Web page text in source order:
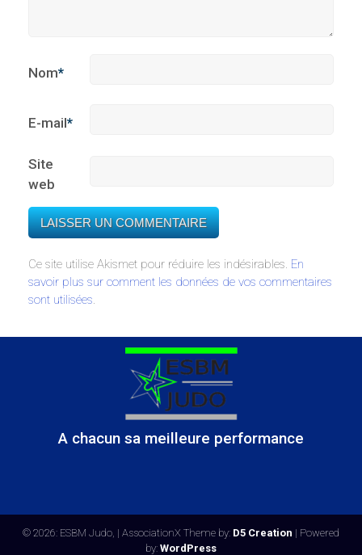
Nom*
E-mail*
Site
web
Ce site utilise Akismet pour réduire les indésirables. En
savoir plus sur comment les données de vos commentaires
sont utilisées.
A chacun sa meilleure performance
© 2026: ESBM Judo, | AssociationX Theme by: D5 Creation | Powered
by: WordPress